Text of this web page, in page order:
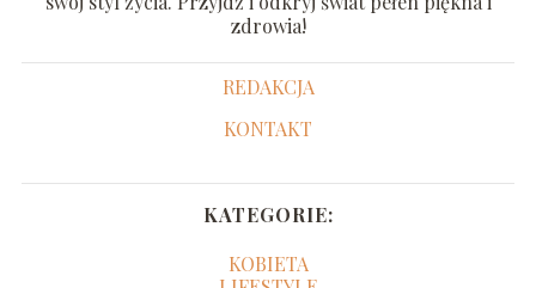
zdrowia!
REDAKCJA
KONTAKT
KATEGORIE:
KOBIETA